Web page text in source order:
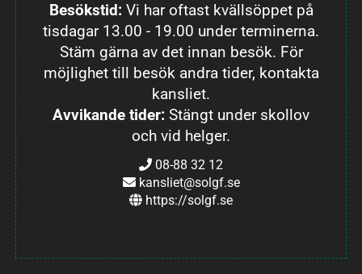
Besökstid: Vi har oftast kvällsöppet på
tisdagar 13.00 - 19.00 under terminerna.
Stäm gärna av det innan besök. För
möjlighet till besök andra tider, kontakta
kansliet.
Avvikande tider: Stängt under skollov
och vid helger.
08-88 32 12
kansliet@solgf.se
https://solgf.se